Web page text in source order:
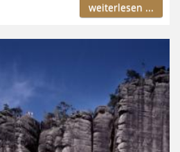
weiterlesen ...